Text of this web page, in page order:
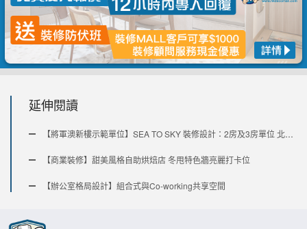
延伸閱讀
【將軍澳新樓示範單位】SEA TO SKY 裝修設計：2房及3房單位 北歐藍白調與木質藝術風（內含單位平面圖）
【商業裝修】甜美風格自助烘焙店 冬甩特色牆亮麗打卡位
【辦公室格局設計】組合式與Co-working共享空間